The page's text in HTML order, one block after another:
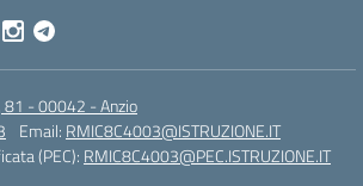
81 - 00042 - Anzio
Email: RMIC8C4003@ISTRUZIONE.IT
(PEC): RMIC8C4003@PEC.ISTRUZIONE.IT